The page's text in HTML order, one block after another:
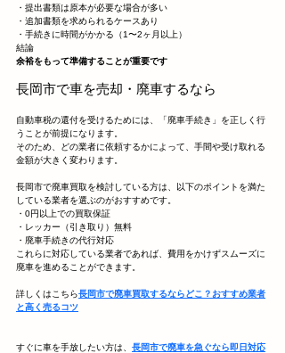
・提出書類は原本が必要な場合が多い
・追加書類を求められるケースあり
・手続きに時間がかかる（1〜2ヶ月以上）
結論
余裕をもって準備することが重要です
長岡市で車を売却・廃車するなら
自動車税の還付を受けるためには、「廃車手続き」を正しく行
うことが前提になります。
そのため、どの業者に依頼するかによって、手間や受け取れる
金額が大きく変わります。
長岡市で廃車買取を検討している方は、以下のポイントを満た
している業者を選ぶのがおすすめです。
・0円以上での買取保証
・レッカー（引き取り）無料
・廃車手続きの代行対応
これらに対応している業者であれば、費用をかけずスムーズに
廃車を進めることができます。
詳しくはこちら長岡市で廃車買取するならどこ？おすすめ業者
と高く売るコツ
すぐに車を手放したい方は、 長岡市で廃車を急ぐなら即日対応